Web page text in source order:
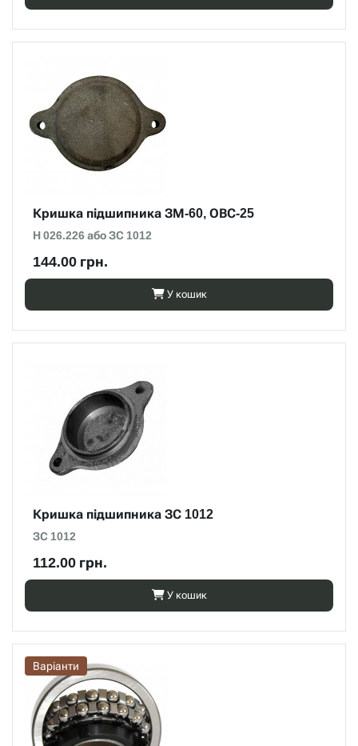
Кришка підшипника ЗМ-60, ОВС-25
Н 026.226 або ЗС 1012
144.00 грн.
У кошик
Кришка підшипника ЗС 1012
ЗС 1012
112.00 грн.
У кошик
Варіанти